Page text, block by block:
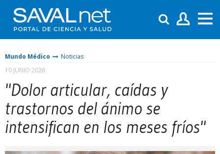
Mundo Médico
Noticias
10 JUNIO 2026
"Dolor articular, caídas y
trastornos del ánimo se
intensifican en los meses fríos"